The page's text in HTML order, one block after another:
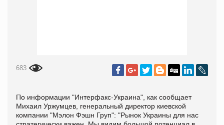
683
По информации "Интерфакс-Украина", как сообщает
Михаил Уржумцев, генеральный директор киевской
компании "Мэлон Фэшн Груп": "Рынок Украины для нас